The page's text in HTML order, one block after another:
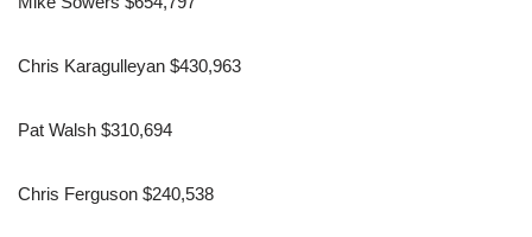
Chris Karagulleyan $430,963
Pat Walsh $310,694
Chris Ferguson $240,538